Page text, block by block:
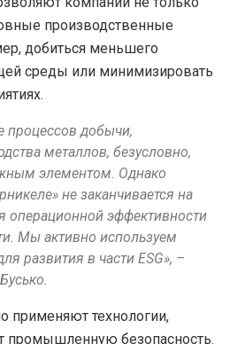
производственные
добиться меньшего
среды или минимизировать
процессов добычи,
металлов, безусловно,
элементом. Однако
не заканчивается на
операционной эффективности
Мы активно используем
развития в части ESG», –
применяют технологии,
промышленную безопасность.